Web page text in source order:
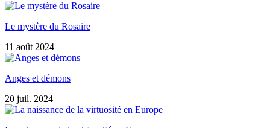
Le mystère du Rosaire
11 août 2024
Anges et démons
20 juil. 2024